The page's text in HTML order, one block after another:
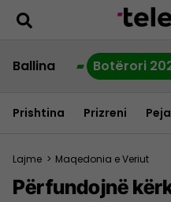
Ballina Botërori
Prishtina Prizreni Peja
Lajme > Maqedonia e Veriut
Përfundojnë